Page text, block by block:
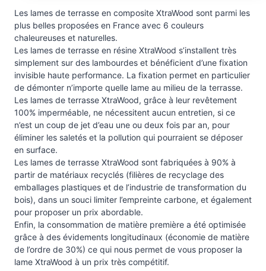
Les lames de terrasse en composite XtraWood sont parmi les
plus belles proposées en France avec 6 couleurs
chaleureuses et naturelles.
Les lames de terrasse en résine XtraWood s’installent très
simplement sur des lambourdes et bénéficient d’une fixation
invisible haute performance. La fixation permet en particulier
de démonter n’importe quelle lame au milieu de la terrasse.
Les lames de terrasse XtraWood, grâce à leur revêtement
100% imperméable, ne nécessitent aucun entretien, si ce
n’est un coup de jet d’eau une ou deux fois par an, pour
éliminer les saletés et la pollution qui pourraient se déposer
en surface.
Les lames de terrasse XtraWood sont fabriquées à 90% à
partir de matériaux recyclés (filières de recyclage des
emballages plastiques et de l’industrie de transformation du
bois), dans un souci limiter l’empreinte carbone, et également
pour proposer un prix abordable.
Enfin, la consommation de matière première a été optimisée
grâce à des évidements longitudinaux (économie de matière
de l’ordre de 30%) ce qui nous permet de vous proposer la
lame XtraWood à un prix très compétitif.